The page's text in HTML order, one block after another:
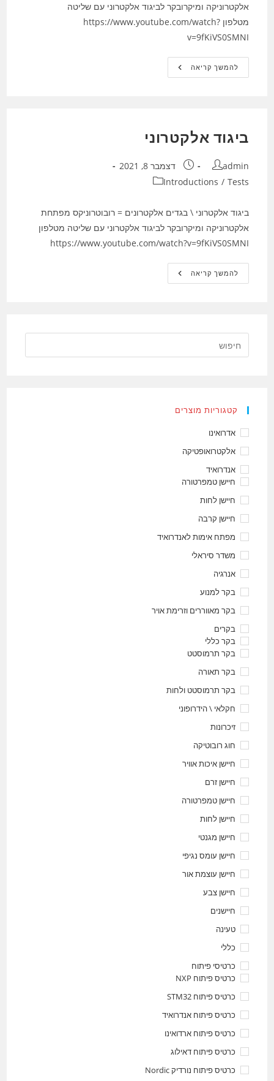
אלקטרוניקה ומיקרובקר לביגוד אלקטרוני עם שליטה
מטלפון https://www.youtube.com/watch?
v=9fKiVS0SMNI
להמשך קריאהביגוד
אלקטרוני
ביגוד אלקטרוני
מחבר:
admin פורסם:דצמבר 8, 2021
קטגוריה: Introductions / Tests
ביגוד אלקטרוני \ בגדים אלקטרונים = רובוטרוניקס מפתחת
אלקטרוניקה ומיקרובקר לביגוד אלקטרוני עם שליטה מטלפון
https://www.youtube.com/watch?v=9fKiVS0SMNI
להמשך קריאהביגוד
אלקטרוני
קטגוריות מוצרים
אדרואינו
אלקטרואופטיקה
אנדרואיד
חיישן טמפרטורה
חיישן לחות
חיישן קרבה
מפתח אימות לאנדרואיד
משדר סיראלי
אנרגיה
בקר למנוע
בקר מאווררים וזרימת אויר
בקרים
בקר כללי
בקר תרמוסטט
בקר תאורה
בקר תרמוסטט ולחות
חקלאי \ הידרופוני
זיכרונות
חוג רובוטיקה
חיישן איכות אוויר
חיישן זרם
חיישן טמפרטורה
חיישן לחות
חיישן מגנטי
חיישן עומס נגיפי
חיישן עוצמת אור
חיישן צבע
חיישנים
טעינה
כללי
כרטיסי פיתוח
כרטיס פיתוח NXP
כרטיס פיתוח STM32
כרטיס פיתוח אנדרואיד
כרטיס פיתוח ארדואינו
כרטיס פיתוח דאילוג
כרטיס פיתוח נורדיק Nordic